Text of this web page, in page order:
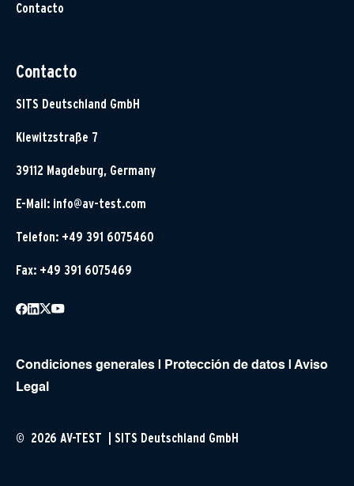
Contacto
Contacto
SITS Deutschland GmbH
Klewitzstraße 7
39112 Magdeburg, Germany
E-Mail: info@av-test.com
Telefon: +49 391 6075460
Fax: +49 391 6075469
Condiciones generales | Protección de datos | Aviso
Legal
© 2026 AV-TEST | SITS Deutschland GmbH